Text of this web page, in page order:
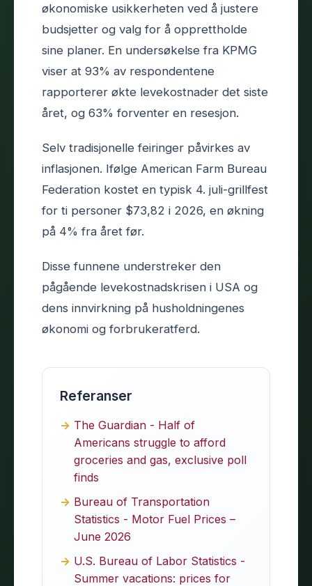
økonomiske usikkerheten ved å justere
budsjetter og valg for å opprettholde
sine planer. En undersøkelse fra KPMG
viser at 93% av respondentene
rapporterer økte levekostnader det siste
året, og 63% forventer en resesjon.
Selv tradisjonelle feiringer påvirkes av
inflasjonen. Ifølge American Farm Bureau
Federation kostet en typisk 4. juli-grillfest
for ti personer $73,82 i 2026, en økning
på 4% fra året før.
Disse funnene understreker den
pågående levekostnadskrisen i USA og
dens innvirkning på husholdningenes
økonomi og forbrukeratferd.
Referanser
The Guardian - Half of
Americans struggle to afford
groceries and gas, exclusive poll
finds
Bureau of Transportation
Statistics - Motor Fuel Prices –
June 2026
U.S. Bureau of Labor Statistics -
Summer vacations: prices for